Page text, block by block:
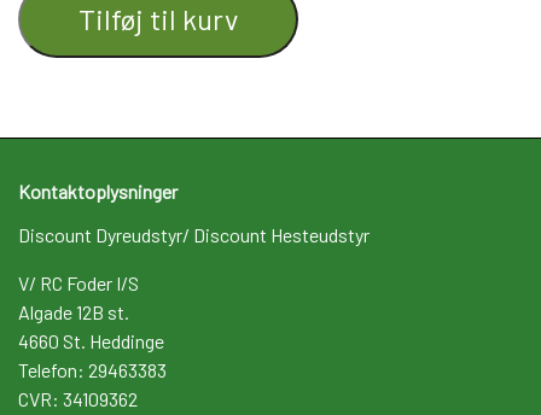
Tilføj til kurv
Kontaktoplysninger
Discount Dyreudstyr/ Discount Hesteudstyr
V/ RC Foder I/S
Algade 12B st.
4660 St. Heddinge
Telefon: 29463383
CVR: 34109362